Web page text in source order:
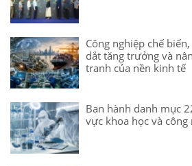
Công nghiệp chế
dắt tăng trưởng và
tranh của nền kinh tế
Ban hành danh mục
vực khoa học và công